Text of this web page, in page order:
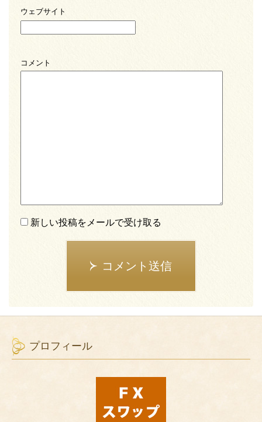
ウェブサイト
コメント
新しい投稿をメールで受け取る
コメント送信
プロフィール